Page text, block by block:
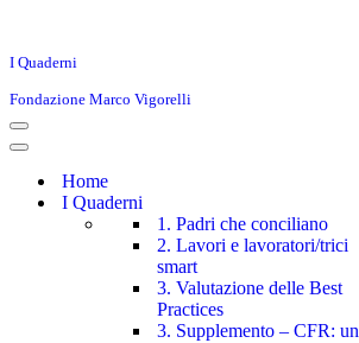
I Quaderni
Fondazione Marco Vigorelli
Menu
di
Menu
navigazione
Home
I Quaderni
1. Padri che conciliano
2. Lavori e lavoratori/trici
smart
3. Valutazione delle Best
Practices
3. Supplemento – CFR: un